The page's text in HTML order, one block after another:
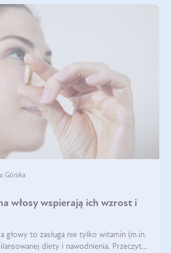
Górska
włosy wspierają ich wzrost i
głowy to zasługa nie tylko witamin (m.in.
diety i nawodnienia. Przeczytaj